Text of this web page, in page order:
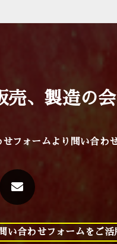
売、製造の
フォームより 問い合わ
い合わせフォームをご活